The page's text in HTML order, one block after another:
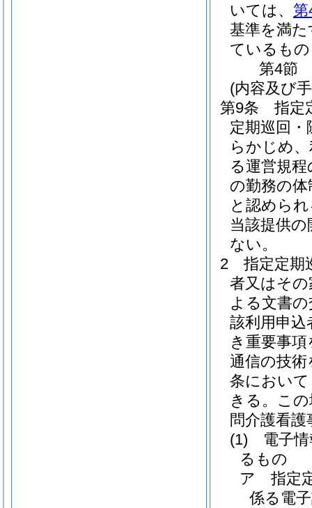
いては、 第
基準を満
ているも
第4節
(内容及び
第9条
指定
定期巡回
らかじめ
る運営規
の勤務の
と認めら
当該提供
ない。
2
指定定期
者又はそ
よる文書
該利用申
き重要事
通信の技
条におい
きる。 こ
問介護看
(1)
電子
るもの
ア
指定
係る電